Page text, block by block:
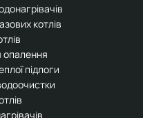
котлів
підлоги